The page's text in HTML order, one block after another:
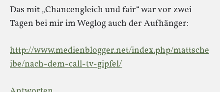
Das mit „Chancengleich und fair“ war vor zwei
Tagen bei mir im Weglog auch der Aufhänger:
http://www.medienblogger.net/index.php/mattsche
ibe/nach-dem-call-tv-gipfel/